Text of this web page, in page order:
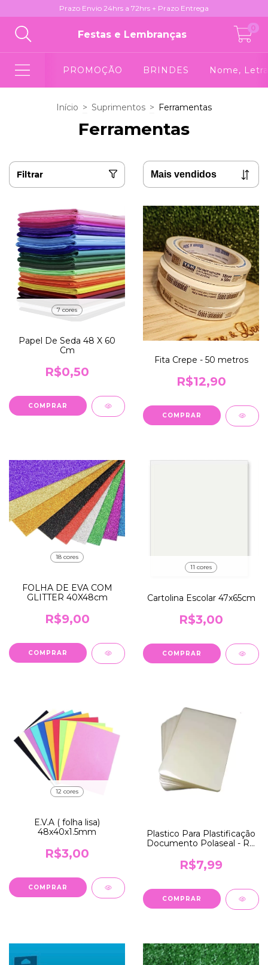
Prazo Envio 24hrs a 72hrs + Prazo Entrega
Festas e Lembranças
0
PROMOÇÃO BRINDES Nome,
Início > Suprimentos > Ferramentas
Ferramentas
Filtrar
7 cores
Papel De Seda 48 X 60
Cm
R$0,50
COMPRAR
Fita Crepe - 50 metros
R$12,90
18 cores
FOLHA DE EVA COM
GLITTER 40X48cm
R$9,00
COMPRAR
11 cores
Cartolina Escolar 47x65cm
R$3,00
COMPRAR
12 cores
E.V.A ( folha lisa)
48x40x1.5mm
R$3,00
COMPRAR
Plastico Para Plastificação
Documento Polaseal - RG
R$7,99